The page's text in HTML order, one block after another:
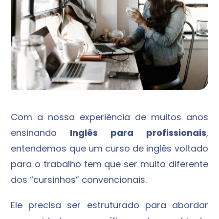
Com a nossa experiência de muitos anos
ensinando Inglês para profissionais,
entendemos que um curso de inglês voltado
para o trabalho tem que ser muito diferente
dos “cursinhos” convencionais.
Ele precisa ser estruturado para abordar